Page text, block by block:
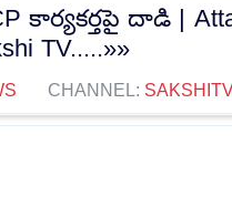
కార్యకర్తపై దాడి |
TV.....»»
CHANNEL: